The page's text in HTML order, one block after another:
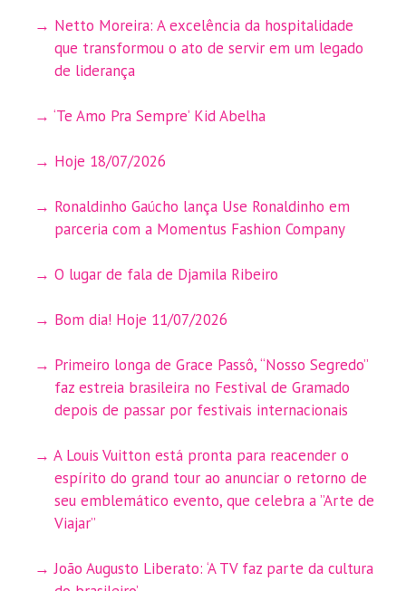
Netto Moreira: A excelência da hospitalidade
que transformou o ato de servir em um legado
de liderança
‘Te Amo Pra Sempre’ Kid Abelha
Hoje 18/07/2026
Ronaldinho Gaúcho lança Use Ronaldinho em
parceria com a Momentus Fashion Company
O lugar de fala de Djamila Ribeiro
Bom dia! Hoje 11/07/2026
Primeiro longa de Grace Passô, “Nosso Segredo”
faz estreia brasileira no Festival de Gramado
depois de passar por festivais internacionais
A Louis Vuitton está pronta para reacender o
espírito do grand tour ao anunciar o retorno de
seu emblemático evento, que celebra a ”Arte de
Viajar”
João Augusto Liberato: ‘A TV faz parte da cultura